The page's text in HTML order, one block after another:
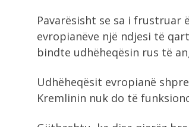
Pavarësisht se sa i frustruar
evropianëve një ndjesi të
bindte udhëheqësin rus të
Udhëheqësit evropianë
Kremlinin nuk do të